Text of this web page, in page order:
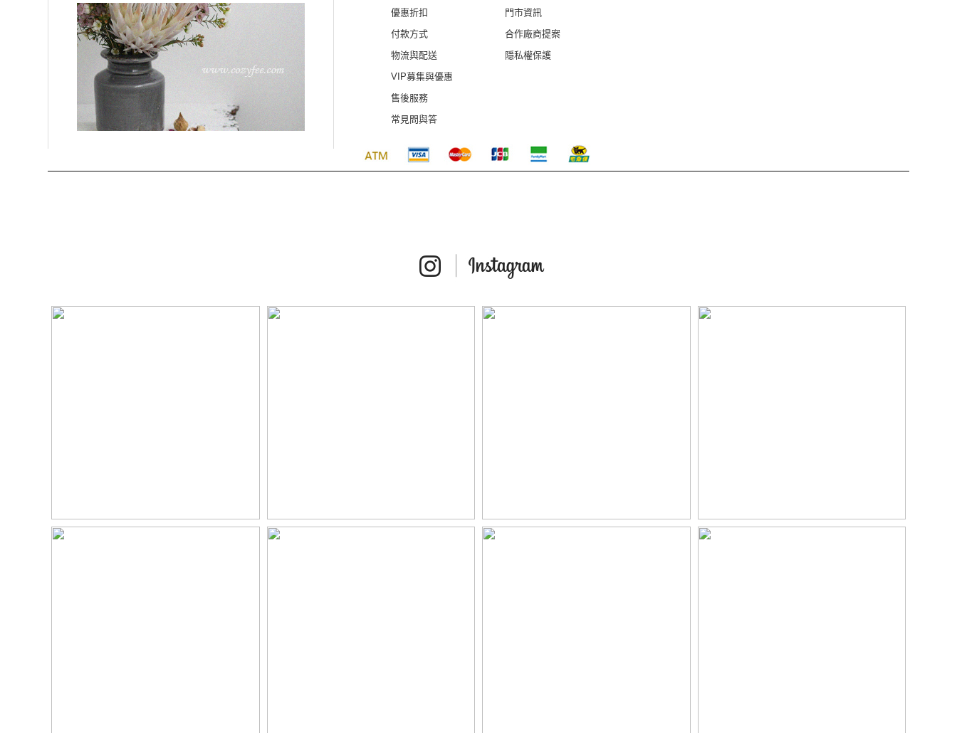
優惠折扣
付款方式
物流與配送
VIP募集與優惠
售後服務
常見問與答
門市資訊
合作廠商提案
隱私權保護